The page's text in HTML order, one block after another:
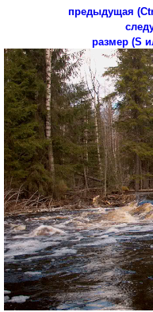
предыдущая
размер (S